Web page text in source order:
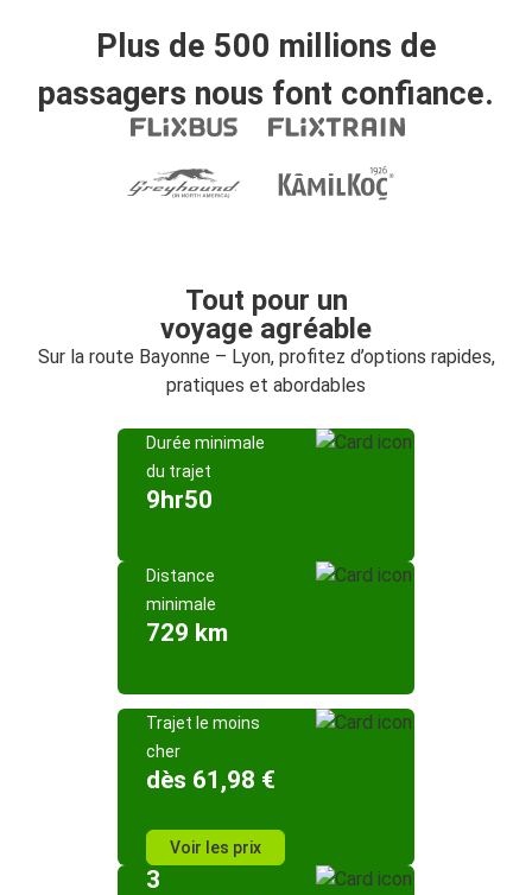
Plus de 500 millions de
passagers nous font confiance.
Tout pour un
voyage agréable
Sur la route Bayonne – Lyon, profitez d’options rapides,
pratiques et abordables
Durée minimale
du trajet
9hr50
Distance
minimale
729 km
Trajet le moins
cher
dès 61,98 €
Voir les prix
3